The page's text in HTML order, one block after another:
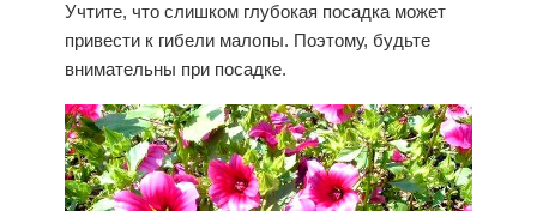
Учтите, что слишком глубокая посадка может
привести к гибели малопы. Поэтому, будьте
внимательны при посадке.